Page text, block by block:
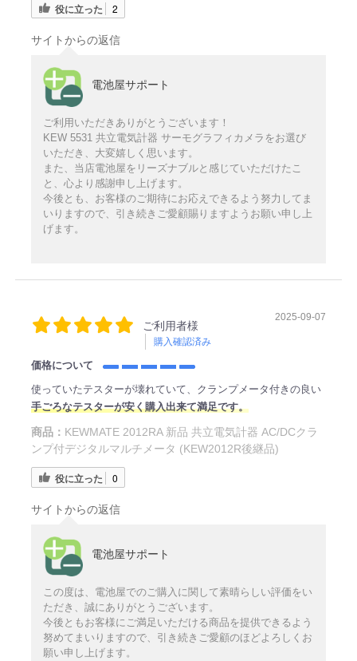
役に立った 2
サイトからの返信
電池屋サポート
ご利用いただきありがとうございます！
KEW 5531 共立電気計器 サーモグラフィカメラをお選び
いただき、大変嬉しく思います。
また、当店電池屋をリーズナブルと感じていただけたこ
と、心より感謝申し上げます。
今後とも、お客様のご期待にお応えできるよう努力してま
いりますので、引き続きご愛顧賜りますようお願い申し上
げます。
ご利用者様
購入確認済み
2025-09-07
価格について
使っていたテスターが壊れていて、クランプメータ付きの良い
手ごろなテスターが安く購入出来て満足です。
商品： KEWMATE 2012RA 新品 共立電気計器 AC/DCクラ
ンプ付デジタルマルチメータ (KEW2012R後継品)
役に立った 0
サイトからの返信
電池屋サポート
この度は、電池屋でのご購入に関して素晴らしい評価をい
ただき、誠にありがとうございます。
今後ともお客様にご満足いただける商品を提供できるよう
努めてまいりますので、引き続きご愛顧のほどよろしくお
願い申し上げます。